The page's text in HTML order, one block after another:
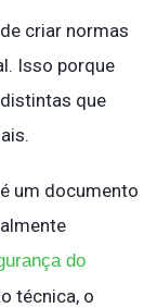
criar normas
Isso porque
que
um documento
do
técnica, o